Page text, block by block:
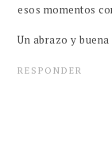
esos momentos
Un abrazo y buena
RESPONDER